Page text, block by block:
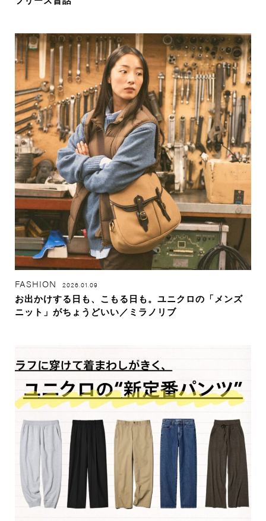
FASHION 2026.01.09
お出かけする日も、こもる日も。ユニクロの「メンズ
ニット」がちょうどいい／ミラノリブ